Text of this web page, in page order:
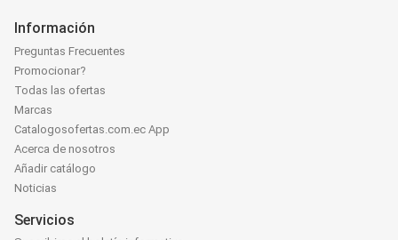
Información
Preguntas Frecuentes
Promocionar?
Todas las ofertas
Marcas
Catalogosofertas.com.ec App
Acerca de nosotros
Añadir catálogo
Noticias
Servicios